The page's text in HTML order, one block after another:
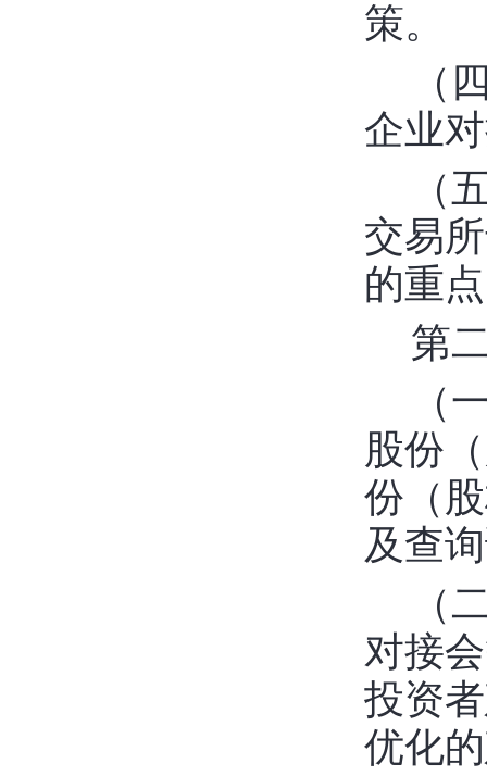
策。
（
企业
（
交易
的重
第
（
股份
份（
及查
（
对接
投资
优化